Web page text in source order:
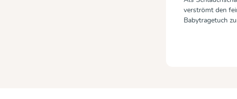
verströmt den
Babytragetuch